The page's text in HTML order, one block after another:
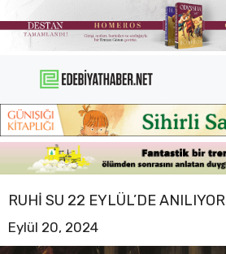
atla
RUHI SU 22 EYLÜL’DE ANILIYOR
Eylül 20, 2024